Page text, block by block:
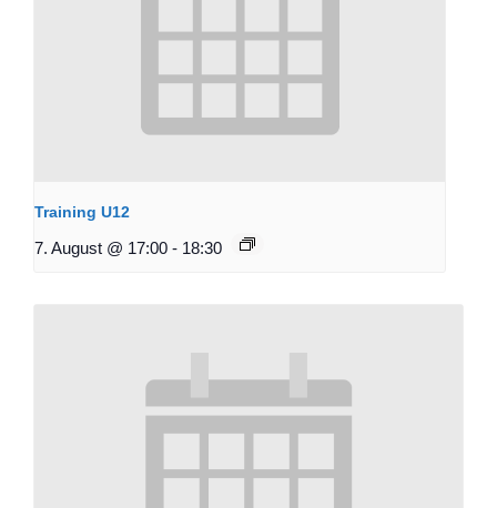
Training U12
7. August @ 17:00 - 18:30